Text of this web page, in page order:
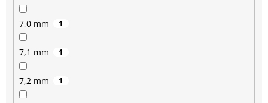
7,0 mm 1
7,1 mm 1
7,2 mm 1